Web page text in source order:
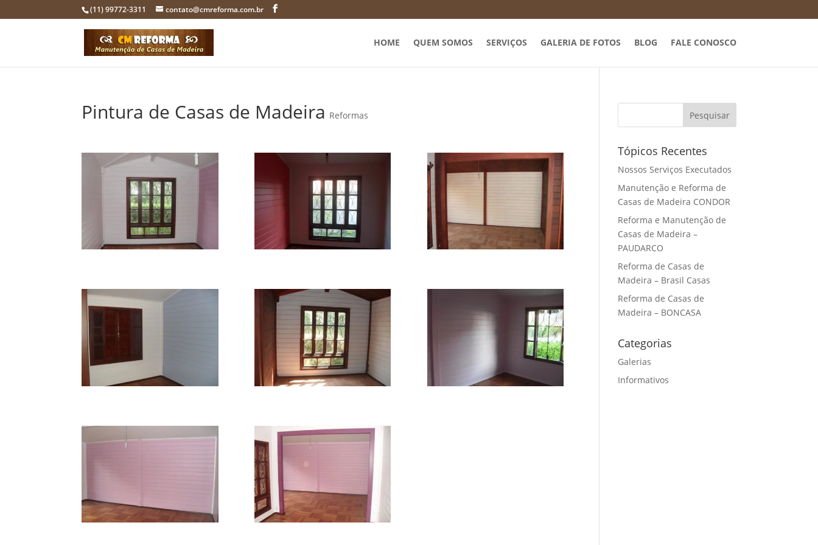
(11) 99772-3311 contato@cmreforma.com.br
HOME QUEM SOMOS SERVIÇOS GALERIA DE FOTOS BLOG FALE CONOSCO
Pintura de Casas de Madeira Reformas
Tópicos Recentes
Nossos Serviços Executados
Manutenção e Reforma de
Casas de Madeira CONDOR
Reforma e Manutenção de
Casas de Madeira –
PAUDARCO
Reforma de Casas de
Madeira – Brasil Casas
Reforma de Casas de
Madeira – BONCASA
Categorias
Galerias
Informativos